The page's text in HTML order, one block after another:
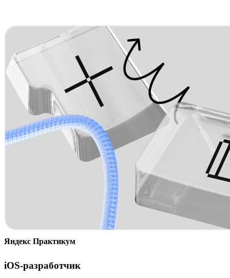
Яндекс Практикум
iOS-разработчик